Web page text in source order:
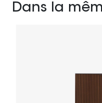
Dans la